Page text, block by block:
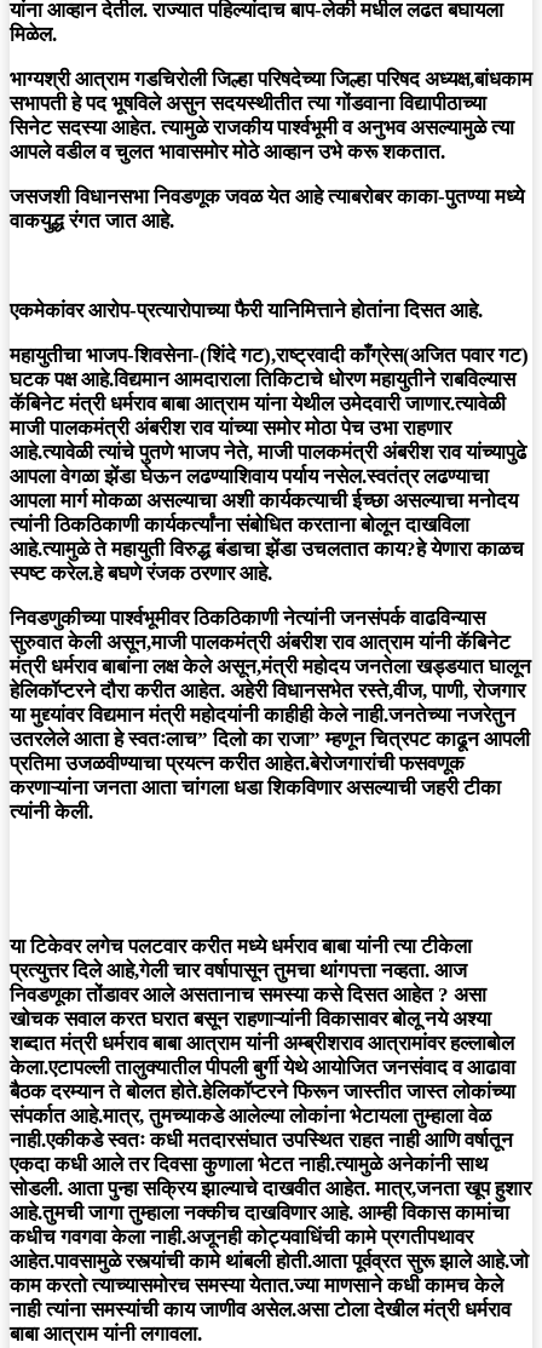
यांना आव्हान देतील. राज्यात पहिल्यांदाच बाप-लेकी मधील लढत बघायला
मिळेल.
भाग्यश्री आत्राम गडचिरोली जिल्हा परिषदेच्या जिल्हा परिषद अध्यक्ष,बांधकाम
सभापती हे पद भूषविले असुन सदयस्थीतीत त्या गोंडवाना विद्यापीठाच्या
सिनेट सदस्या आहेत. त्यामुळे राजकीय पार्श्वभूमी व अनुभव असल्यामुळे त्या
आपले वडील व चुलत भावासमोर मोठे आव्हान उभे करू शकतात.
जसजशी विधानसभा निवडणूक जवळ येत आहे त्याबरोबर काका-पुतण्या मध्ये
वाकयुद्ध रंगत जात आहे.
एकमेकांवर आरोप-प्रत्यारोपाच्या फैरी यानिमित्ताने होतांना दिसत आहे.
महायुतीचा भाजप-शिवसेना-(शिंदे गट),राष्ट्रवादी काँग्रेस(अजित पवार गट)
घटक पक्ष आहे.विद्यमान आमदाराला तिकिटाचे धोरण महायुतीने राबविल्यास
कॅबिनेट मंत्री धर्मराव बाबा आत्राम यांना येथील उमेदवारी जाणार.त्यावेळी
माजी पालकमंत्री अंबरीश राव यांच्या समोर मोठा पेच उभा राहणार
आहे.त्यावेळी त्यांचे पुतणे भाजप नेते, माजी पालकमंत्री अंबरीश राव यांच्यापुढे
आपला वेगळा झेंडा घेऊन लढण्याशिवाय पर्याय नसेल.स्वतंत्र लढण्याचा
आपला मार्ग मोकळा असल्याचा अशी कार्यकत्याची ईच्छा असल्याचा मनोदय
त्यांनी ठिकठिकाणी कार्यकर्त्यांना संबोधित करताना बोलून दाखविला
आहे.त्यामुळे ते महायुती विरुद्ध बंडाचा झेंडा उचलतात काय?हे येणारा काळच
स्पष्ट करेल.हे बघणे रंजक ठरणार आहे.
निवडणुकीच्या पार्श्वभूमीवर ठिकठिकाणी नेत्यांनी जनसंपर्क वाढविन्यास
सुरुवात केली असून,माजी पालकमंत्री अंबरीश राव आत्राम यांनी कॅबिनेट
मंत्री धर्मराव बाबांना लक्ष केले असून,मंत्री महोदय जनतेला खड्डयात घालून
हेलिकॉप्टरने दौरा करीत आहेत. अहेरी विधानसभेत रस्ते,वीज, पाणी, रोजगार
या मुद्द्यांवर विद्यमान मंत्री महोदयांनी काहीही केले नाही.जनतेच्या नजरेतुन
उतरलेले आता हे स्वतःलाच” दिलो का राजा” म्हणून चित्रपट काढून आपली
प्रतिमा उजळवीण्याचा प्रयत्न करीत आहेत.बेरोजगारांची फसवणूक
करणाऱ्यांना जनता आता चांगला धडा शिकविणार असल्याची जहरी टीका
त्यांनी केली.
या टिकेवर लगेच पलटवार करीत मध्ये धर्मराव बाबा यांनी त्या टीकेला
प्रत्युत्तर दिले आहे,गेली चार वर्षापासून तुमचा थांगपत्ता नव्हता. आज
निवडणूका तोंडावर आले असतानाच समस्या कसे दिसत आहेत ? असा
खोचक सवाल करत घरात बसून राहणाऱ्यांनी विकासावर बोलू नये अश्या
शब्दात मंत्री धर्मराव बाबा आत्राम यांनी अम्ब्रीशराव आत्रामांवर हल्लाबोल
केला.एटापल्ली तालुक्यातील पीपली बुर्गी येथे आयोजित जनसंवाद व आढावा
बैठक दरम्यान ते बोलत होते.हेलिकॉप्टरने फिरून जास्तीत जास्त लोकांच्या
संपर्कात आहे.मात्र, तुमच्याकडे आलेल्या लोकांना भेटायला तुम्हाला वेळ
नाही.एकीकडे स्वतः कधी मतदारसंघात उपस्थित राहत नाही आणि वर्षातून
एकदा कधी आले तर दिवसा कुणाला भेटत नाही.त्यामुळे अनेकांनी साथ
सोडली. आता पुन्हा सक्रिय झाल्याचे दाखवीत आहेत. मात्र,जनता खूप हुशार
आहे.तुमची जागा तुम्हाला नक्कीच दाखविणार आहे. आम्ही विकास कामांचा
कधीच गवगवा केला नाही.अजूनही कोट्यवाधिंची कामे प्रगतीपथावर
आहेत.पावसामुळे रस्त्यांची कामे थांबली होती.आता पूर्वव्रत सुरू झाले आहे.जो
काम करतो त्याच्यासमोरच समस्या येतात.ज्या माणसाने कधी कामच केले
नाही त्यांना समस्यांची काय जाणीव असेल.असा टोला देखील मंत्री धर्मराव
बाबा आत्राम यांनी लगावला.